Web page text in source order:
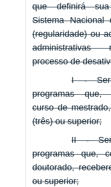
que definirá
Sistema Nacional
(regularidade) ou
administrativas
processo de
I -
programas que,
curso de
(três) ou superior;
II -
programas que,
doutorado,
ou superior;